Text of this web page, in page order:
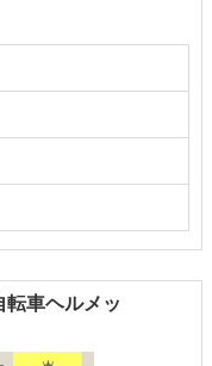
車ヘルメッ